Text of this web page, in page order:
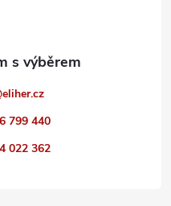
eliher.cz
799 440
022 362